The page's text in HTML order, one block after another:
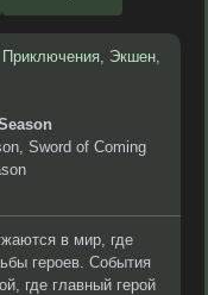
Приключения, Экшен,
Sword of Coming
в мир, где
героев. События
где главный герой